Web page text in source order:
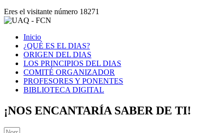
Eres el visitante número 18271
Inicio
¿QUÉ ES EL DIAS?
ORIGEN DEL DIAS
LOS PRINCIPIOS DEL DIAS
COMITÉ ORGANIZADOR
PROFESORES Y PONENTES
BIBLIOTECA DIGITAL
¡NOS ENCANTARÍA SABER DE TI! ​